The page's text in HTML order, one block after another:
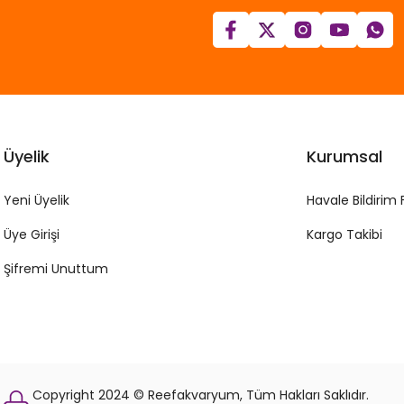
Üyelik
Yeni Üyelik
Üye Girişi
Şifremi Unuttum
Kurumsal
Havale Bildirim
Kargo Takibi
Copyright 2024 © Reefakvaryum, Tüm Hakları Saklıdır.